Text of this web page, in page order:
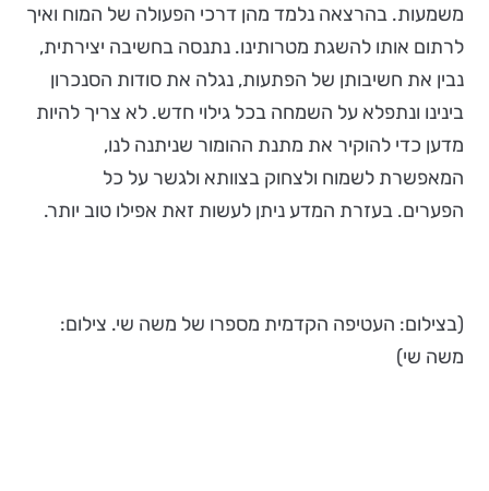
משמעות. בהרצאה נלמד מהן דרכי הפעולה של המוח ואיך
לרתום אותו להשגת מטרותינו. נתנסה בחשיבה יצירתית,
נבין את חשיבותן של הפתעות, נגלה את סודות הסנכרון
בינינו ונתפלא על השמחה בכל גילוי חדש. לא צריך להיות
מדען כדי להוקיר את מתנת ההומור שניתנה לנו,
המאפשרת לשמוח ולצחוק בצוותא ולגשר על כל
הפערים. בעזרת המדע ניתן לעשות זאת אפילו טוב יותר.
(בצילום: העטיפה הקדמית מספרו של משה שי. צילום:
משה שי)